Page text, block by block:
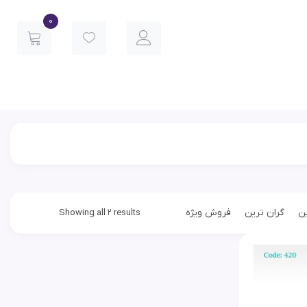
0
Showing all 2 results گران ترین فروش ویژه